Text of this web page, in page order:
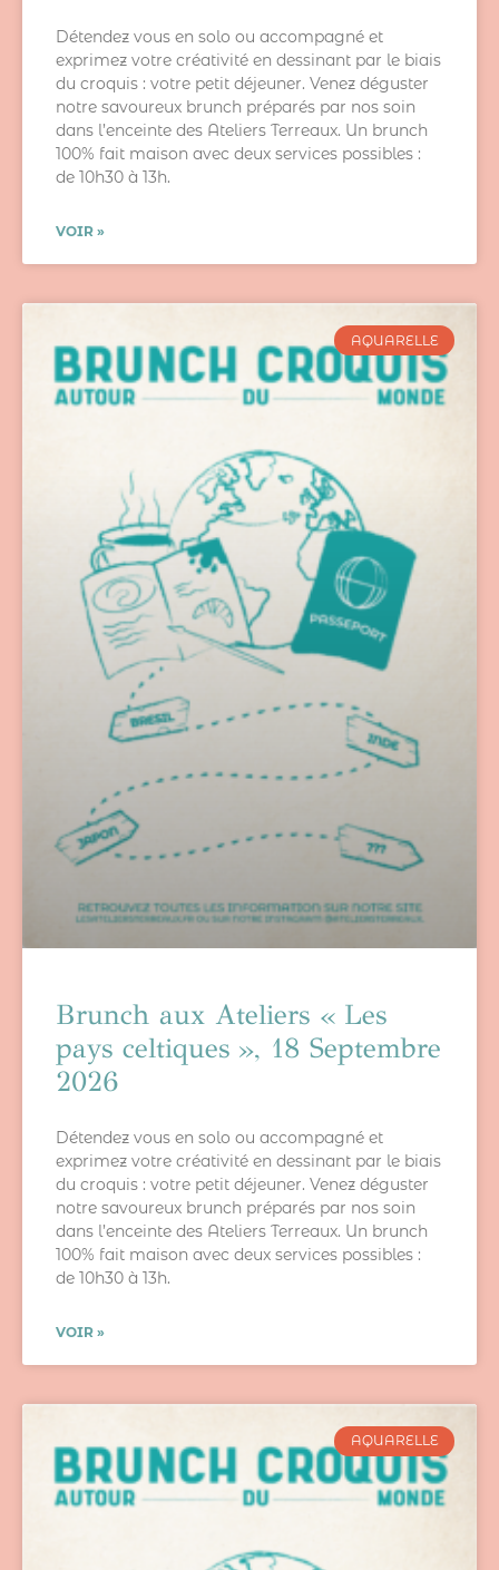
Détendez vous en solo ou accompagné et
exprimez votre créativité en dessinant par le biais
du croquis : votre petit déjeuner. Venez déguster
notre savoureux brunch préparés par nos soin
dans l’enceinte des Ateliers Terreaux. Un brunch
100% fait maison avec deux services possibles :
de 10h30 à 13h.
VOIR »
AQUARELLE
Brunch aux Ateliers « Les
pays celtiques », 18 Septembre
2026
Détendez vous en solo ou accompagné et
exprimez votre créativité en dessinant par le biais
du croquis : votre petit déjeuner. Venez déguster
notre savoureux brunch préparés par nos soin
dans l’enceinte des Ateliers Terreaux. Un brunch
100% fait maison avec deux services possibles :
de 10h30 à 13h.
VOIR »
AQUARELLE